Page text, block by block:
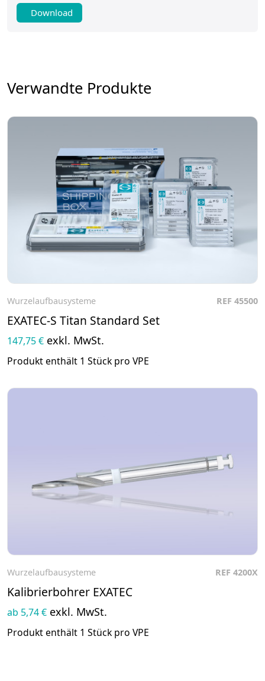
Download
Verwandte Produkte
Wurzelaufbausysteme REF 45500
EXATEC-S Titan Standard Set
147,75 € exkl. MwSt.
Produkt enthält 1 Stück pro VPE
Wurzelaufbausysteme REF 4200X
Kalibrierbohrer EXATEC
ab 5,74 € exkl. MwSt.
Produkt enthält 1 Stück pro VPE